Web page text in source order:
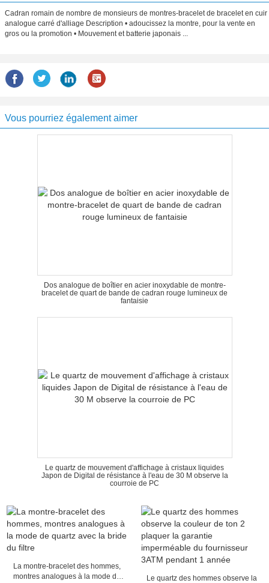
Cadran romain de nombre de monsieurs de montres-bracelet de bracelet en cuir
analogue carré d'alliage Description • adoucissez la montre, pour la vente en
gros ou la promotion • Mouvement et batterie japonais ...
Vous pourriez également aimer
Dos analogue de boîtier en acier inoxydable de montre-
bracelet de quart de bande de cadran rouge lumineux de
fantaisie
Le quartz de mouvement d'affichage à cristaux liquides
Japon de Digital de résistance à l'eau de 30 M observe la
courroie de PC
La montre-bracelet des hommes,
montres analogues à la mode de
Le quartz des hommes observe la